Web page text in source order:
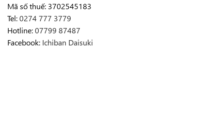
Mã số thuế: 3702545183
Tel:0274 777 3779
Hotline:07799 87487
Facebook: Ichiban Daisuki